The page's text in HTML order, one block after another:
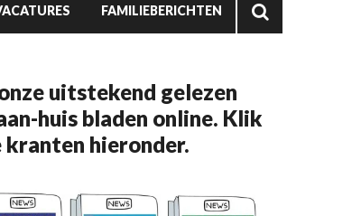
FAMILIEBERICHTEN
uitstekend gelezen
huis bladen online. Klik
kranten hieronder.